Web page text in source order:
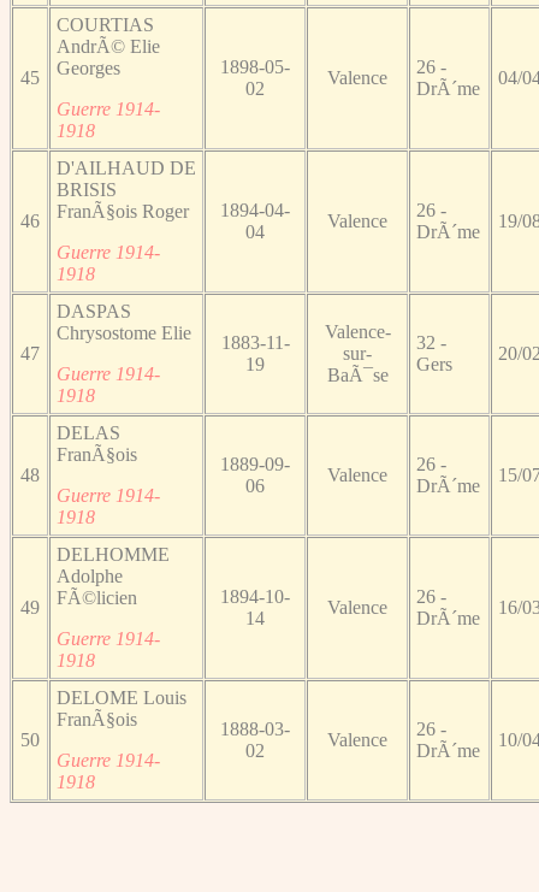
45
COURTIAS
AndrÃ© Elie
Georges
Guerre 1914-
1918
1898-05-
02
Valence
26 -
DrÃ´me
04/
46
D'AILHAUD DE
BRISIS
FranÃ§ois Roger
Guerre 1914-
1918
1894-04-
04
Valence
26 -
DrÃ´me
19/
47
DASPAS
Chrysostome Elie
Guerre 1914-
1918
1883-11-
19
Valence-
sur-
BaÃ¯se
32 -
Gers
20/
48
DELAS
FranÃ§ois
Guerre 1914-
1918
1889-09-
06
Valence
26 -
DrÃ´me
15/
49
DELHOMME
Adolphe
FÃ©licien
Guerre 1914-
1918
1894-10-
14
Valence
26 -
DrÃ´me
16/
50
DELOME Louis
FranÃ§ois
Guerre 1914-
1918
1888-03-
02
Valence
26 -
DrÃ´me
10/